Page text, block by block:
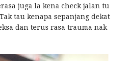
juga la kena check jalan tu
tau kenapa sepanjang dekat
dan terus rasa trauma nak